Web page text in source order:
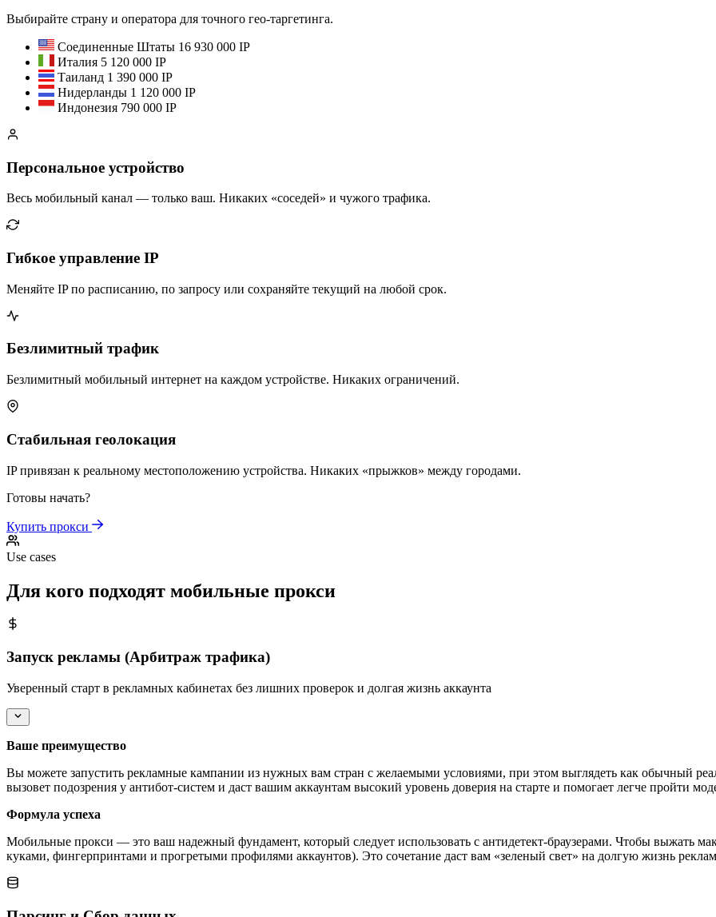
Выбирайте страну и оператора для точного гео-таргетинга.
Соединенные Штаты 16 930 000 IP
Италия 5 120 000 IP
Таиланд 1 390 000 IP
Нидерланды 1 120 000 IP
Индонезия 790 000 IP
Персональное устройство
Весь мобильный канал — только ваш. Никаких «соседей» и чужого трафика.
Гибкое управление IP
Меняйте IP по расписанию, по запросу или сохраняйте текущий на любой срок.
Безлимитный трафик
Безлимитный мобильный интернет на каждом устройстве. Никаких ограничений.
Стабильная геолокация
IP привязан к реальному местоположению устройства. Никаких «прыжков» между городами.
Готовы начать?
Купить прокси
Use cases
Для кого подходят мобильные прокси
Запуск рекламы (Арбитраж трафика)
Уверенный старт в рекламных кабинетах без лишних проверок и долгая жизнь аккаунта
Ваше преимущество
Вы можете запустить рекламные кампании из нужных вам стран с желаемыми условиями, при этом выглядеть как обычный
вызовет подозрения у антибот-систем и даст вашим аккаунтам высокий уровень доверия на старте и помогает легче пройти
Формула успеха
Мобильные прокси — это ваш надежный фундамент, который следует использовать с антидетект-браузерами. Чтобы выжать
куками, фингерпринтами и прогретыми профилями аккаунтов). Это сочетание даст вам «зеленый свет» на долгую жизнь